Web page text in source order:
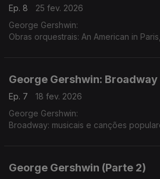
Ep. 8
25 fev. 2026
George Gershwin:
Obras orquestrais: An American in
George Gershwin: Broadway
Ep. 7
18 fev. 2026
George Gershwin:
Broadway: musicais e canções
George Gershwin (Parte 2)